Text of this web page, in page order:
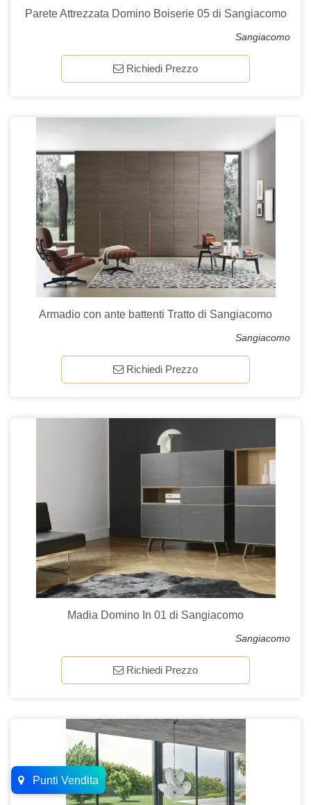
Parete Attrezzata Domino Boiserie 05 di Sangiacomo
Sangiacomo
Richiedi Prezzo
Armadio con ante battenti Tratto di Sangiacomo
Sangiacomo
Richiedi Prezzo
Madia Domino In 01 di Sangiacomo
Sangiacomo
Richiedi Prezzo
Punti Vendita